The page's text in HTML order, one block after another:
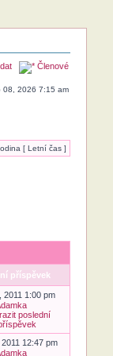
Členové
08, 2026 7:15 am
[ Letní čas ]
příspěvek
2011 1:00 pm
12:47 pm